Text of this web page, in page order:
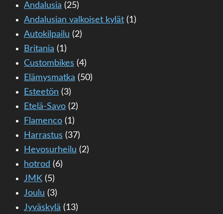
Andalusia (25)
Andalusian valkoiset kylät (1)
Autokilpailu (2)
Britania (1)
Custombikes (4)
Elämysmatka (50)
Esteetön (3)
Etelä-Savo (2)
Flamenco (1)
Harrastus (37)
Hevosurheilu (2)
hotrod (6)
JMK (5)
Joulu (3)
Jyväskylä (13)